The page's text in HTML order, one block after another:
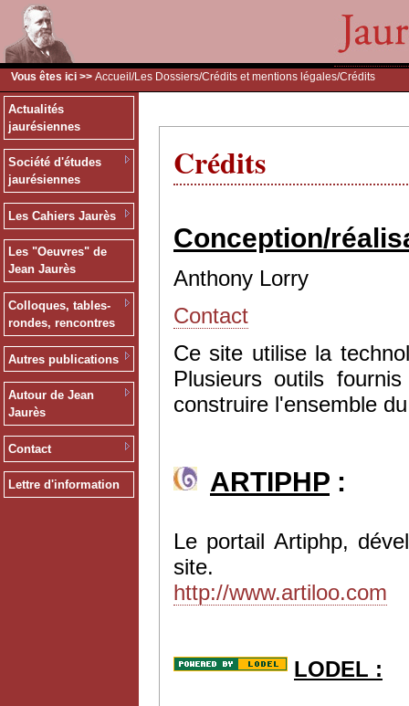
Vous êtes ici >> Accueil /Les Dossiers/Crédits et mentions légales/Crédits
Actualités
jaurésiennes
Société d'études
jaurésiennes
Les Cahiers Jaurès
Les "Oeuvres" de
Jean Jaurès
Colloques, tables-
rondes, rencontres
Autres publications
Autour de Jean
Jaurès
Contact
Lettre d'information
Crédits
Conception/
Anthony Lorry
Contact
Ce site utilise la
Plusieurs outils
construire l'ensemble
ARTIPHP :
Le portail Artiphp,
site.
http://www.artiloo.com
LODEL :